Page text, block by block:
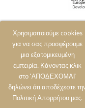
Χρησιμοποιούμε cookies
για να σας προσφέρουμε
μια εξατομικευμένη
εμπειρία. Κάνοντας κλικ
στο 'ΑΠΟΔΕΧΟΜΑΙ'
δηλώνει ότι αποδέχεστε
Πολιτική Aπορρήτου μας.
© 2020 JOIN
Prev